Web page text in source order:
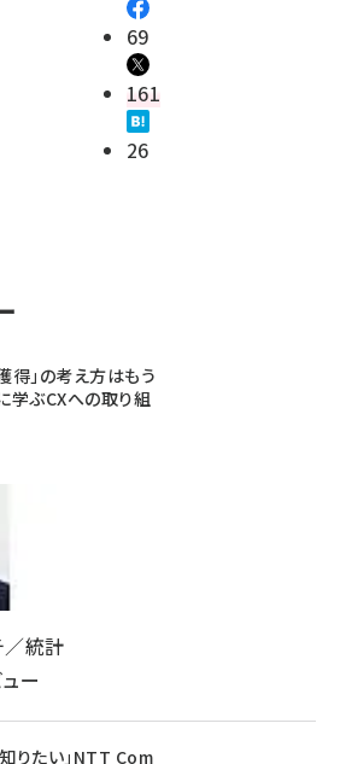
69
161
26
得」の考え方はもう
学ぶCXへの取り組
／統計
ー
りたい」NTT Com